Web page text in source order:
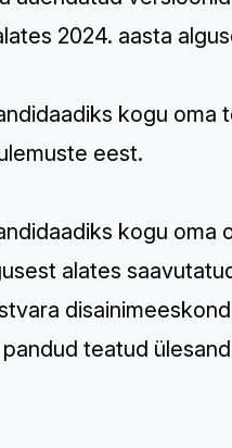
2024. aasta
kogu oma
eest.
kogu oma
alates
teatud